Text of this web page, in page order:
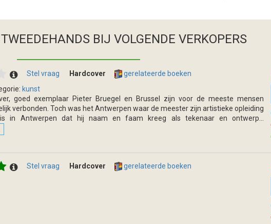
BIJ VOLGENDE VERKOPERS
Stel vraag Hardcover
gerelateerde boeken
kunst
goed exemplaar Pieter Bruegel en Brussel zijn voor de meeste mensen
verbonden. Toch was het Antwerpen waar de meester zijn artistieke opleiding
in Antwerpen dat hij naam en faam kreeg als tekenaar en ontwerp...
Stel vraag Hardcover
gerelateerde boeken